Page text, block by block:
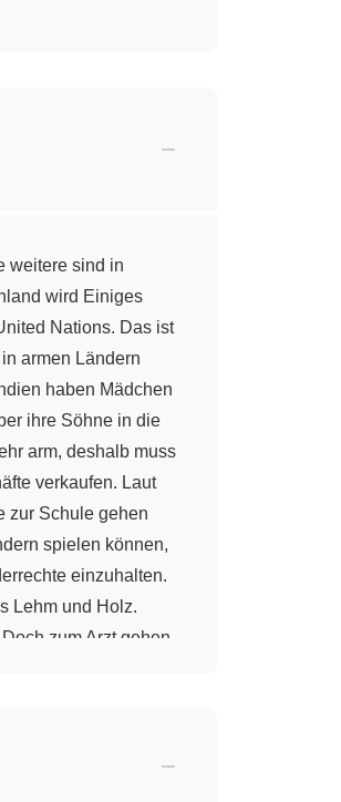
weitere sind in
wird Einiges
Nations. Das ist
armen Ländern
haben Mädchen
ihre Söhne in die
arm, deshalb muss
verkaufen. Laut
zur Schule gehen
spielen können,
einzuhalten.
Lehm und Holz.
zum Arzt gehen
dabei